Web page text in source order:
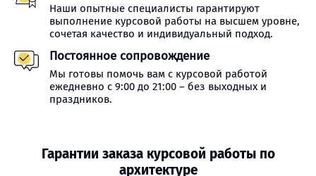
Наши опытные специалисты гарантируют
выполнение курсовой работы на высшем уровне,
сочетая качество и индивидуальный подход.
Постоянное сопровождение
Мы готовы помочь вам с курсовой работой
ежедневно с 9:00 до 21:00 – без выходных и
праздников.
Гарантии заказа курсовой работы по
архитектуре